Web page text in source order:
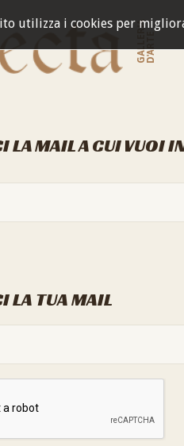
utilizza i cookies perGALLERIAD'ARTE
LA MAIL A CUI VUOI
LA TUA MAIL